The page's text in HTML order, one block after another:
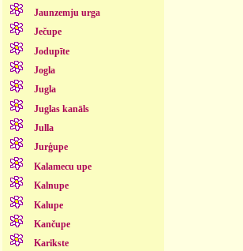
Jaunzemju urga
Ječupe
Jodupīte
Jogla
Jugla
Juglas kanāls
Julla
Jurģupe
Kalamecu upe
Kalnupe
Kalupe
Kančupe
Karikste